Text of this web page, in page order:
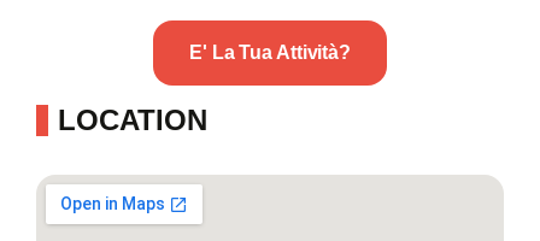
E' La Tua Attività?
LOCATION